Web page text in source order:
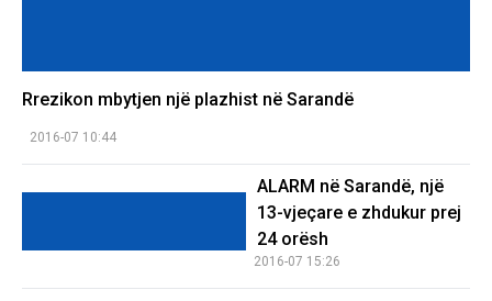
Rrezikon mbytjen një plazhist në Sarandë
2016-07 10:44
ALARM në Sarandë, një
13-vjeçare e zhdukur prej
24 orësh
2016-07 15:26